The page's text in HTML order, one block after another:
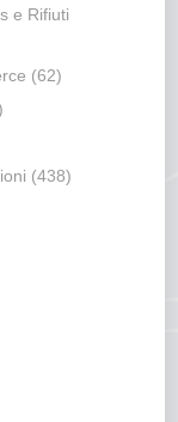
e Rifiuti
(62)
(438)